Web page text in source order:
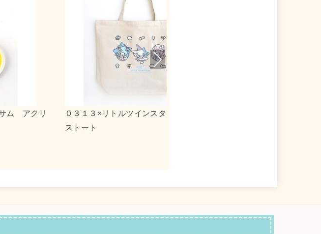
ｎｓｎ×ポチャッコ アクリルキーホルダー
Nex